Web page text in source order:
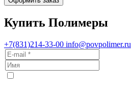
Купить Полимеры
+7(831)214-33-00 info@povpolimer.ru